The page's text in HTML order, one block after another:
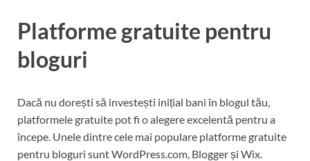
Platforme gratuite pentru
bloguri
Dacă nu dorești să investești inițial bani în blogul tău,
platformele gratuite pot fi o alegere excelentă pentru a
începe. Unele dintre cele mai populare platforme gratuite
pentru bloguri sunt WordPress.com, Blogger și Wix.